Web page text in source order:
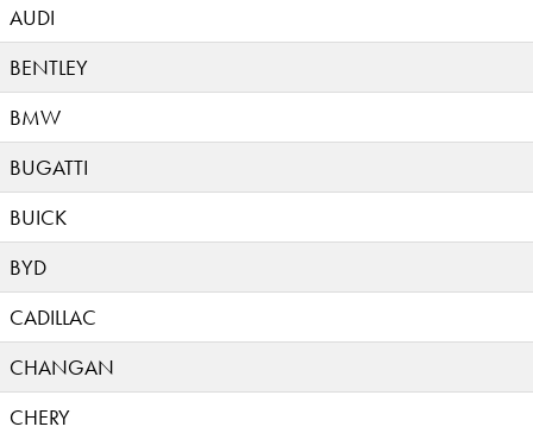
AUDI
BENTLEY
BMW
BUGATTI
BUICK
BYD
CADILLAC
CHANGAN
CHERY